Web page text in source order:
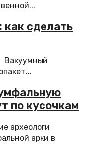
как сделать
Вакуумный
по кусочкам
археологи
арки в